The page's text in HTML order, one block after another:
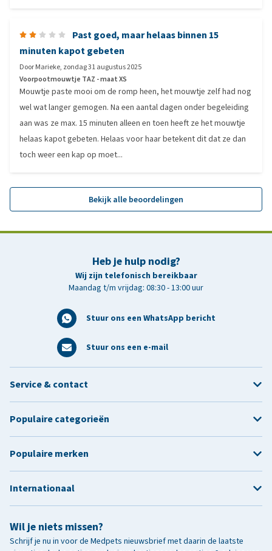
Past goed, maar helaas binnen 15
minuten kapot gebeten
DoorMarieke, zondag 31 augustus 2025
Voorpootmouwtje TAZ - maat XS
Mouwtje paste mooi om de romp heen, het mouwtje zelf had nog
wel wat langer gemogen. Na een aantal dagen onder begeleiding
aan was ze max. 15 minuten alleen en toen heeft ze het mouwtje
helaas kapot gebeten. Helaas voor haar betekent dit dat ze dan
toch weer een kap op moet...
Bekijk alle beoordelingen
Heb je hulp nodig?
Wij zijn telefonisch bereikbaar
Maandag t/m vrijdag: 08:30 - 13:00 uur
Stuur ons een WhatsApp bericht
Stuur ons een e-mail
Wil je niets missen?
Schrijf je nu in voor de Medpets nieuwsbrief met daarin de laatste
Service & contact
Populaire categorieën
Populaire merken
Internationaal